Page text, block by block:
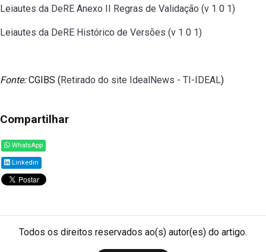
Leiautes da DeRE Anexo II Regras de Validação (v 1 0 1)
Leiautes da DeRE Histórico de Versões (v 1 0 1)
Fonte:CGIBS (Retirado do site IdealNews - TI-IDEAL)
Compartilhar
WhatsApp
Linkedin
Todos os direitos reservados ao(s) autor(es) do artigo.